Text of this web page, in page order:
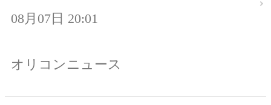
08月07日 20:01
オリコンニュース